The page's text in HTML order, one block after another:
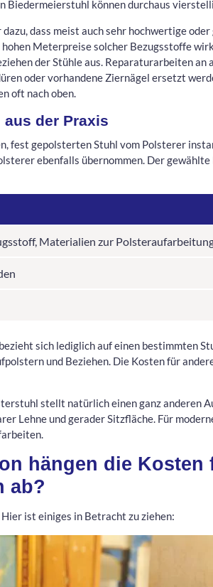
Biedermeierstuhl können durchaus
dass meist auch sehr hochwertige
Meterpreise solcher Bezugsstoffe
der Stühle aus. Reparaturarbeiten an
oder vorhandene Ziernägel ersetzt
oft nach oben.
der Praxis
fest gepolsterten Stuhl vom Polsterer
ebenfalls übernommen. Der
Materialien zur
sich lediglich auf einen bestimmten
und Beziehen. Die Kosten für
stellt natürlich einen ganz anderen
Lehne und gerader Sitzfläche. Für
hängen die Kosten
ab?
Hier ist einiges in Betracht zu ziehen: